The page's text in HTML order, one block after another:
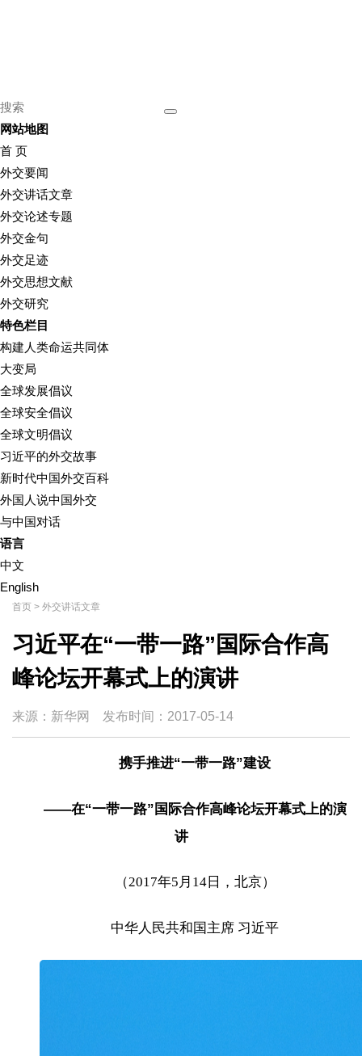
网站地图
首 页
外交要闻
外交讲话文章
外交论述专题
外交金句
外交足迹
外交思想文献
外交研究
特色栏目
构建人类命运共同体
大变局
全球发展倡议
全球安全倡议
全球文明倡议
习近平的外交故事
新时代中国外交百科
外国人说中国外交
与中国对话
语言
中文
English
首页 > 外交讲话文章
习近平在“一带一路”国际合作高
峰论坛开幕式上的演讲
来源：新华网 发布时间： 2017-05-14
携手推进“一带一路”建设
——在“一带一路”国际合作高峰论坛开幕式上的演
讲
（2017年5月14日，北京）
中华人民共和国主席 习近平